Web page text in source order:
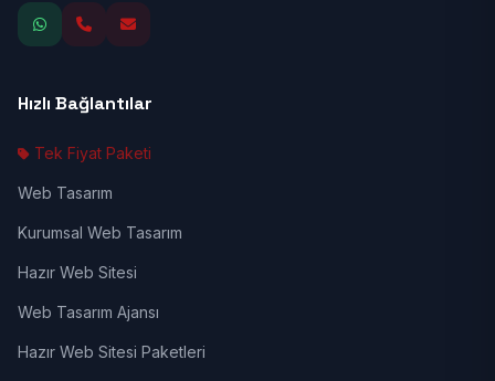
Hızlı Bağlantılar
Tek Fiyat Paketi
Web Tasarım
Kurumsal Web Tasarım
Hazır Web Sitesi
Web Tasarım Ajansı
Hazır Web Sitesi Paketleri